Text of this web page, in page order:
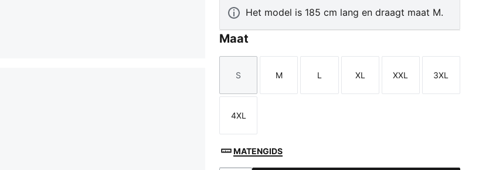
Het model is 185 cm lang en draagt maat M.
Maat
Maat
S
Maat
M
Maat
L
Maat
XL
Maat
XXL
Maat
3XL
Maat
4XL
MATENGIDS